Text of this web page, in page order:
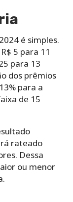
é simples.
5 para 11
para 13
dos prêmios
para a
de 15
rateado
Dessa
ou menor